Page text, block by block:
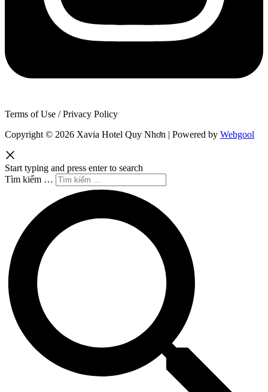
Terms of Use / Privacy Policy
Copyright © 2026 Xavia Hotel Quy Nhơn | Powered by Webgool
Start typing and press enter to search
Tìm kiếm …